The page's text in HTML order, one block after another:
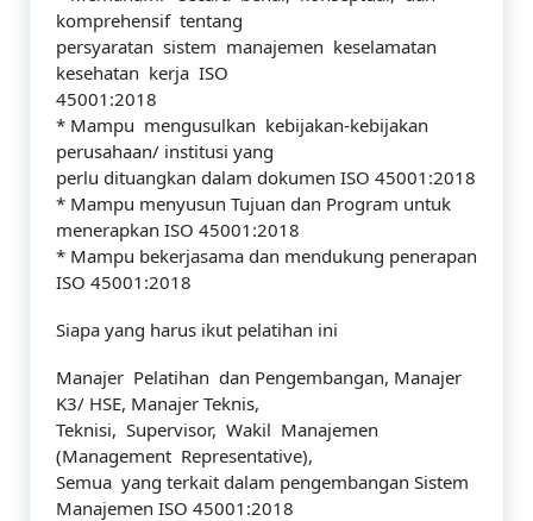
komprehensif tentang
persyaratan sistem manajemen keselamatan
kesehatan kerja ISO
45001:2018
* Mampu mengusulkan kebijakan-kebijakan
perusahaan/ institusi yang
perlu dituangkan dalam dokumen ISO 45001:2018
* Mampu menyusun Tujuan dan Program untuk
menerapkan ISO 45001:2018
* Mampu bekerjasama dan mendukung penerapan
ISO 45001:2018
Siapa yang harus ikut pelatihan ini
Manajer Pelatihan dan Pengembangan, Manajer
K3/ HSE, Manajer Teknis,
Teknisi, Supervisor, Wakil Manajemen
(Management Representative),
Semua yang terkait dalam pengembangan Sistem
Manajemen ISO 45001:2018